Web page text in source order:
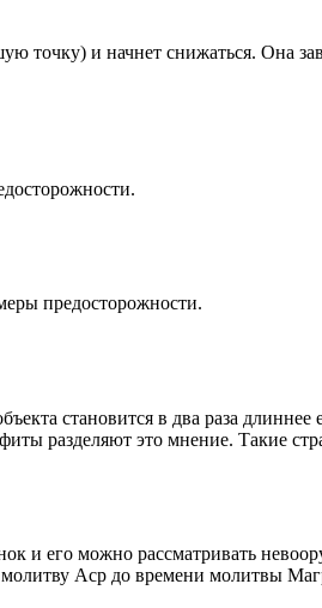
точку) и начнет снижаться. Она
предосторожности.
становится в два раза
разделяют это мнение. Такие
и его можно рассматривать
Аср до времени молитвы